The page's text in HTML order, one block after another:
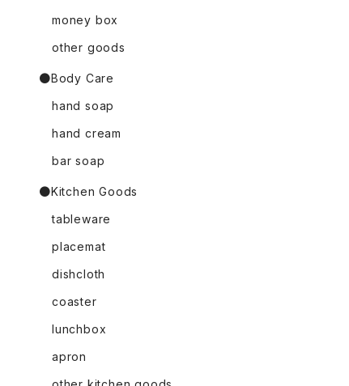
money box
other goods
●Body Care
hand soap
hand cream
bar soap
●Kitchen Goods
tableware
placemat
dishcloth
coaster
lunchbox
apron